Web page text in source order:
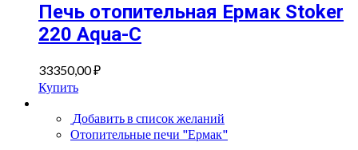
Печь отопительная Ермак Stoker
220 Aqua-C
33350,00₽
Купить
Добавить в список желаний
Отопительные печи "Ермак"